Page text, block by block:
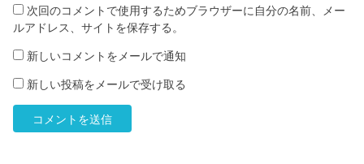
次回のコメントで使用するためブラウザーに自分の名前、メー
ルアドレス、サイトを保存する。
新しいコメントをメールで通知
新しい投稿をメールで受け取る